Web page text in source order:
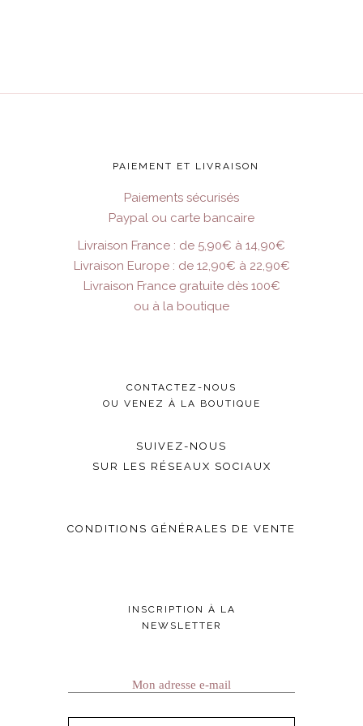
PAIEMENT ET LIVRAISON
Paiements sécurisés
Paypal ou carte bancaire
Livraison France : de 5,90€ à 14,90€
Livraison Europe : de 12,90€ à 22,90€
Livraison France gratuite dès 100€
ou à la boutique
CONTACTEZ-NOUS
OU VENEZ À LA BOUTIQUE
SUIVEZ-NOUS
SUR LES RÉSEAUX SOCIAUX
CONDITIONS GÉNÉRALES DE VENTE
INSCRIPTION À LA
NEWSLETTER